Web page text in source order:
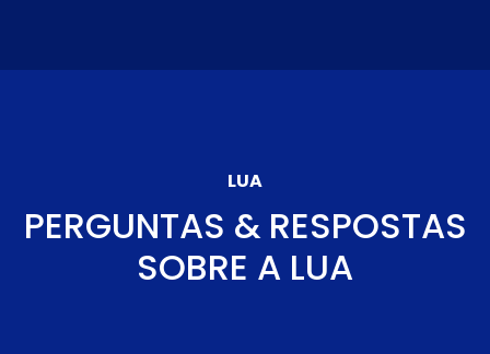
LUA
PERGUNTAS & RESPOSTAS
SOBRE A LUA